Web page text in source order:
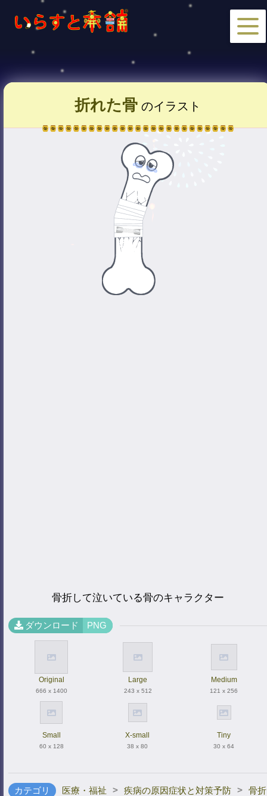
折れた骨 のイラスト
骨折して泣いている骨のキャラクター
ダウンロード PNG
Original
666 x 1400
Large
243 x 512
Medium
121 x 256
Small
60 x 128
X-small
38 x 80
Tiny
30 x 64
カテゴリ 医療・福祉 > 疾病の原因症状と対策予防 > 骨折